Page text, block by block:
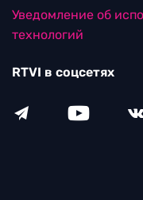
Уведомление об
технологий
RTVI в соцсетях